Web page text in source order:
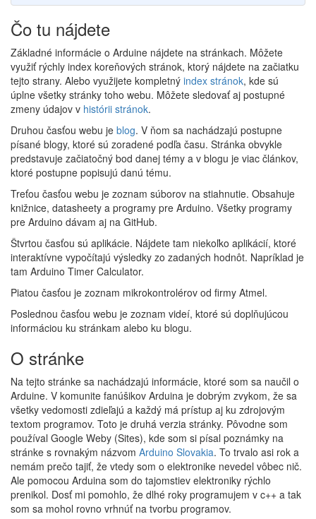
Čo tu nájdete
Základné informácie o Arduine nájdete na stránkach. Môžete
využiť rýchly index koreňových stránok, ktorý nájdete na začiatku
tejto strany. Alebo využijete kompletný index stránok, kde sú
úplne všetky stránky toho webu. Môžete sledovať aj postupné
zmeny údajov v histórii stránok.
Druhou časťou webu je blog. V ňom sa nachádzajú postupne
písané blogy, ktoré sú zoradené podľa času. Stránka obvykle
predstavuje začiatočný bod danej témy a v blogu je viac článkov,
ktoré postupne popisujú danú tému.
Treťou časťou webu je zoznam súborov na stiahnutie. Obsahuje
knižnice, datasheety a programy pre Arduino. Všetky programy
pre Arduino dávam aj na GitHub.
Štvrtou časťou sú aplikácie. Nájdete tam niekoľko aplikácií, ktoré
interaktívne vypočítajú výsledky zo zadaných hodnôt. Napríklad je
tam Arduino Timer Calculator.
Piatou časťou je zoznam mikrokontrolérov od firmy Atmel.
Poslednou časťou webu je zoznam videí, ktoré sú doplňujúcou
informáciou ku stránkam alebo ku blogu.
O stránke
Na tejto stránke sa nachádzajú informácie, ktoré som sa naučil o
Arduine. V komunite fanúšikov Arduina je dobrým zvykom, že sa
všetky vedomosti zdieľajú a každý má prístup aj ku zdrojovým
textom programov. Toto je druhá verzia stránky. Pôvodne som
používal Google Weby (Sites), kde som si písal poznámky na
stránke s rovnakým názvom Arduino Slovakia. To trvalo asi rok a
nemám prečo tajiť, že vtedy som o elektronike nevedel vôbec nič.
Ale pomocou Arduina som do tajomstiev elektroniky rýchlo
prenikol. Dosť mi pomohlo, že dlhé roky programujem v c++ a tak
som sa mohol rovno vrhnúť na tvorbu programov.